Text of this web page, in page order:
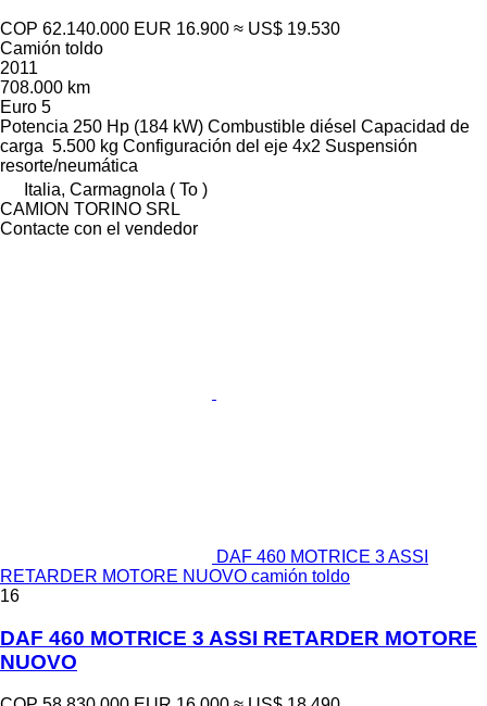
COP 62.140.000 EUR 16.900 ≈ US$ 19.530
Camión toldo
2011
708.000 km
Euro 5
Potencia 250 Hp (184 kW) Combustible diésel Capacidad de
carga 5.500 kg Configuración del eje 4x2 Suspensión
resorte/neumática
Italia, Carmagnola ( To )
CAMION TORINO SRL
Contacte con el vendedor
DAF 460 MOTRICE 3 ASSI
RETARDER MOTORE NUOVO camión toldo
16
DAF 460 MOTRICE 3 ASSI RETARDER MOTORE
NUOVO